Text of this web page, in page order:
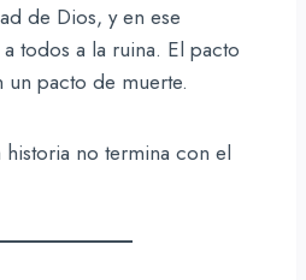
de Dios, y en ese
todos a la ruina. El pacto
pacto de muerte.
historia no termina con el